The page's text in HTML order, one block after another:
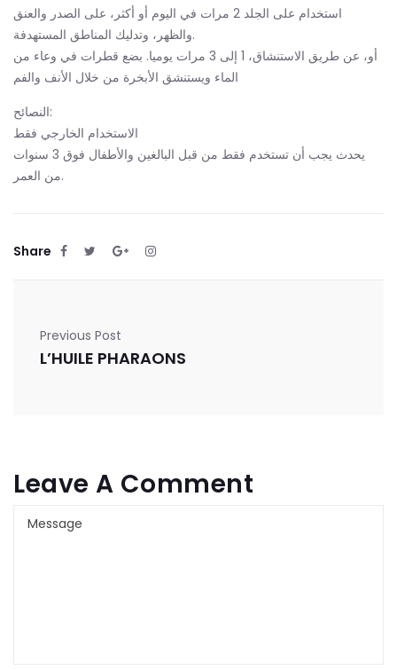
استخدام على الجلد 2 مرات في اليوم أو أكثر، على الصدر والعنق
والظهر، وتدليك المناطق المستهدفة.
أو، عن طريق الاستنشاق، 1 إلى 3 مرات يوميا. بضع قطرات في وعاء من
الماء ويستنشق الأبخرة من خلال الأنف والفم
النصائح:
الاستخدام الخارجي فقط
يحدث يجب أن تستخدم فقط من قبل البالغين والأطفال فوق 3 سنوات
من العمر.
Share
Previous Post
L’HUILE PHARAONS
Leave A Comment